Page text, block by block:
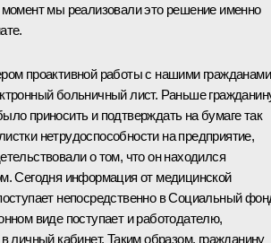
мы реализовали это решение именно
проактивной работы с нашими гражданами
больничный лист. Раньше
приносить и подтверждать на бумаге так
нетрудоспособности на предприятие,
о том, что он находился
Сегодня информация от медицинской
непосредственно в Социальный
виде поступает и работодателю,
личный кабинет. Таким образом, гражданину